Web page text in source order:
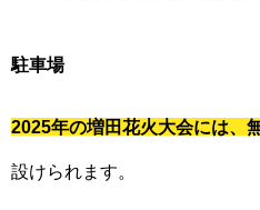
駐車場
2025年の増田花火大会には、
設けられます。